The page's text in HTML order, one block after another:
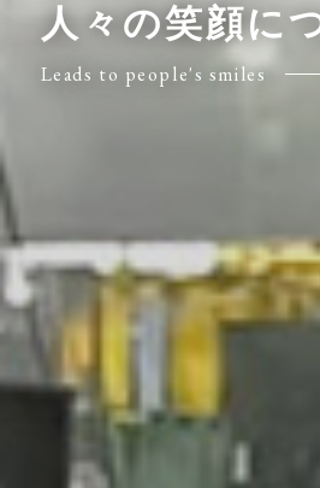
人々の笑顔に
Leads to people's smiles